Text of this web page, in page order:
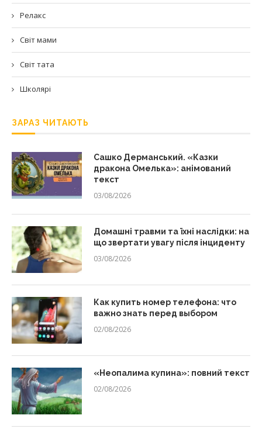
Релакс
Світ мами
Світ тата
Школярі
ЗАРАЗ ЧИТАЮТЬ
Сашко Дерманський. «Казки
дракона Омелька»: анімований
текст
03/08/2026
Домашні травми та їхні наслідки: на
що звертати увагу після інциденту
03/08/2026
Как купить номер телефона: что
важно знать перед выбором
02/08/2026
«Неопалима купина»: повний текст
02/08/2026